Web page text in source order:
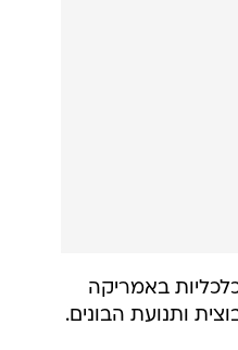
באמריקה
ותנועת הבונים.